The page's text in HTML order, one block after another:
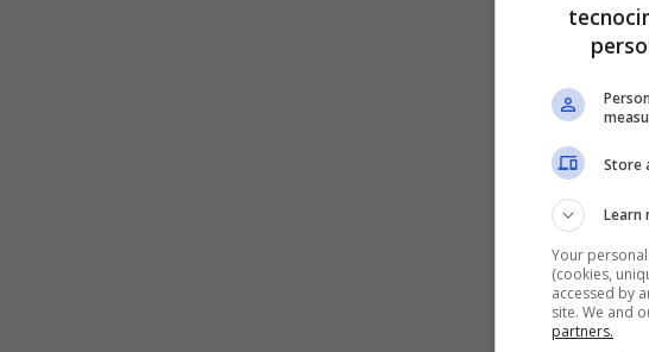
Store
Learn
Your
(cookies,
accessed by
site. We and
partners.